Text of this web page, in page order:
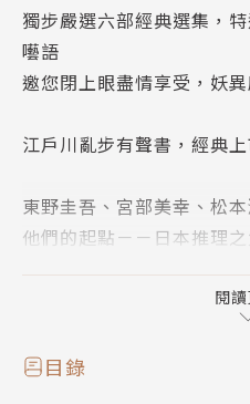
獨步嚴選六部經典選集，
囈語
邀您閉上眼盡情享受，妖異
江戶川亂步有聲書，經典
東野圭吾、宮部美幸、松
他們的起點－－日本推理
百無禁忌 X 獵奇官能 X 殘
作品歷經半世紀，不改驚世
他一人，讓日本推理成為世
閱
目錄